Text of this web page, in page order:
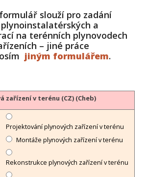
slouží pro zadání
a
na terénních plynovodech
– jiné práce
jiným formulářem.
zařízení v terénu (CZ) (Cheb)
Projektování plynových zařízení v terénu
Montáže plynových zařízení v terénu
Rekonstrukce plynových zařízení v terénu